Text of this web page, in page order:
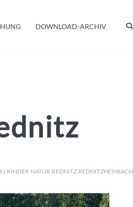
DOWNLOAD-ARCHIV
KINDER NATUR REDNITZ REDNITZHEMBACH